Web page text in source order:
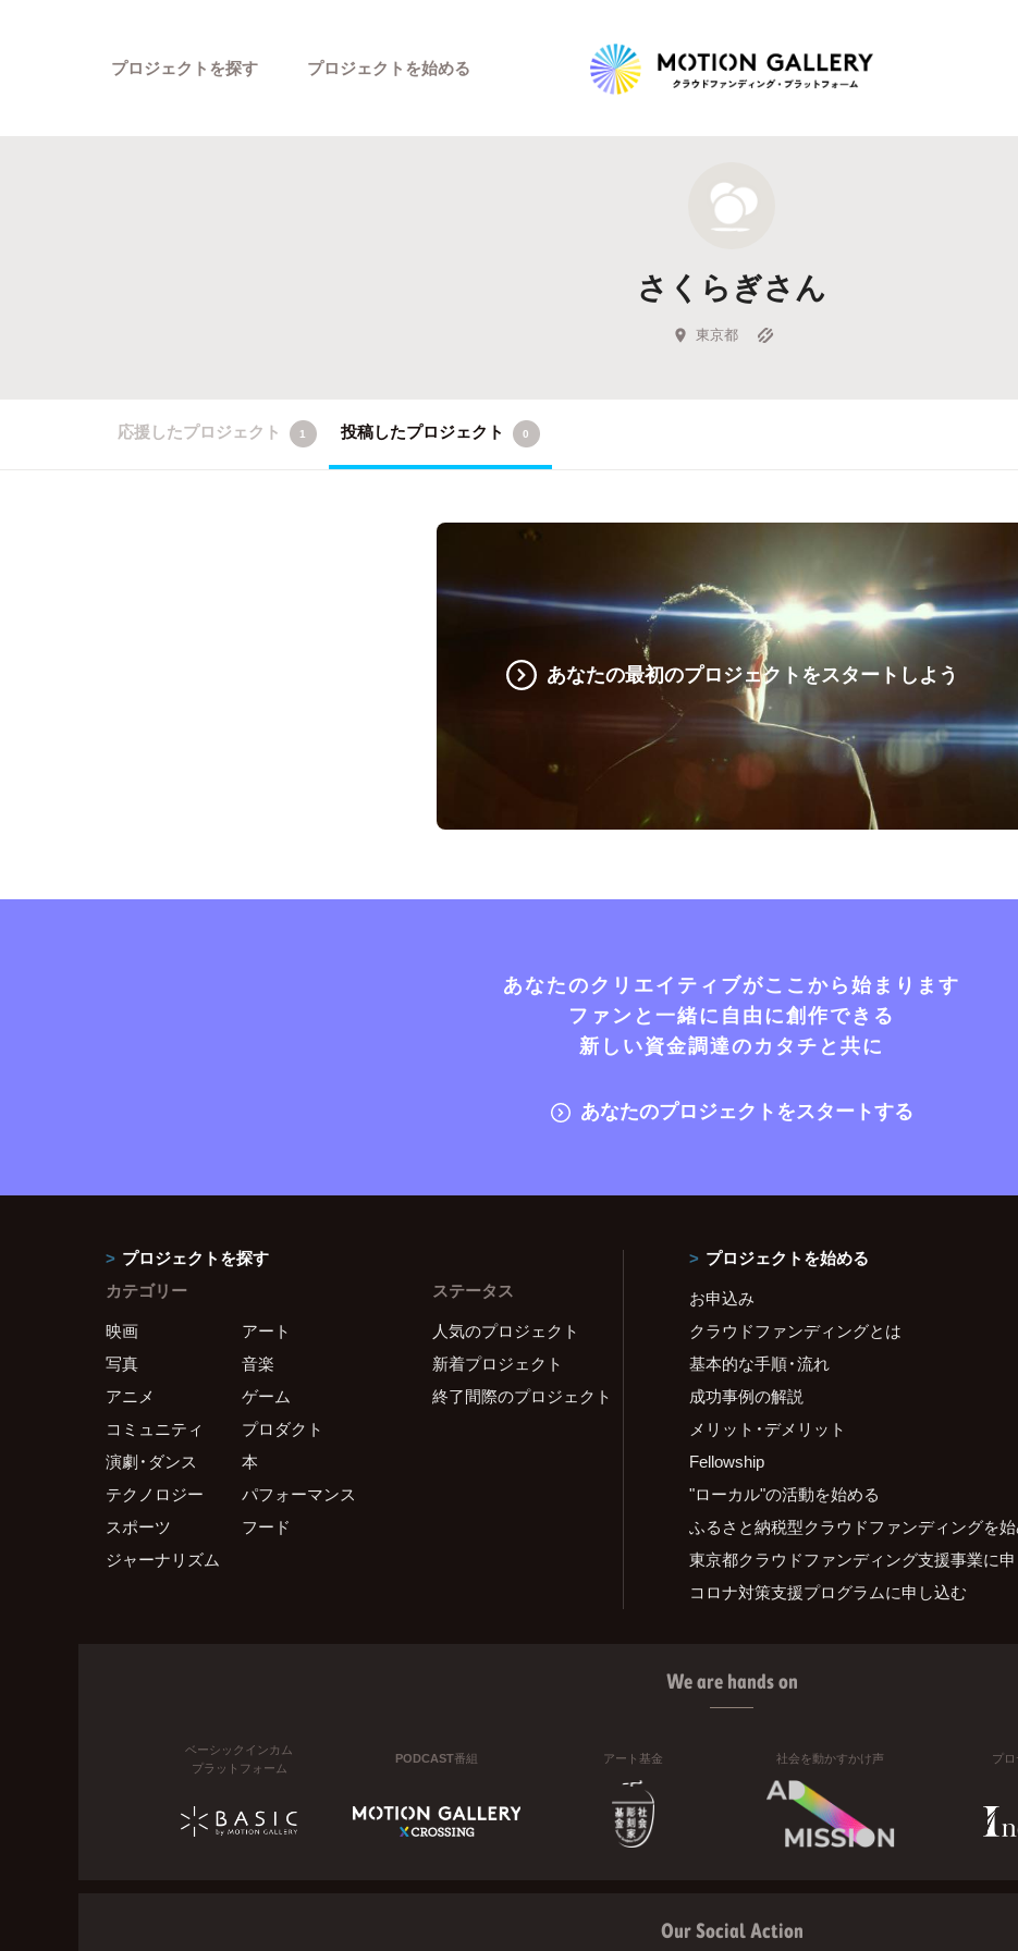
プロジェクトを探す
新着プロジェクト
Feature
キュレーターから探す
プロジェクトを始める
さくらぎさん
東京都
応援したプロジェクト 1 投稿したプロジェクト 0
あなたの最初のプロジェクトをスタートしよう
あなたのクリエイティブがここから始まります
ファンと一緒に自由に創作できる
新しい資金調達のカタチと共に
あなたのプロジェクトをスタートする
プロジェクトを探す
カテゴリー
映画
アート
写真
音楽
アニメ
ゲーム
コミュニティ
プロダクト
演劇・ダンス
本
テクノロジー
パフォーマンス
スポーツ
フード
ジャーナリズム
ステータス
人気のプロジェクト
新着プロジェクト
終了間際のプロジェクト
プロジェクトを始める
お申込み
クラウドファンディングとは
基本的な手順・流れ
成功事例の解説
メリット・デメリット
Fellowship
"ローカル"の活動を始める
ふるさと納税型クラウドファンディングを
東京都クラウドファンディング支援事業に
コロナ対策支援プログラムに申し込む
We are hands on
ベーシックインカム
プラットフォーム
PODCAST番組 アート基金 社会を動かすかけ声 プ
Our Social Action